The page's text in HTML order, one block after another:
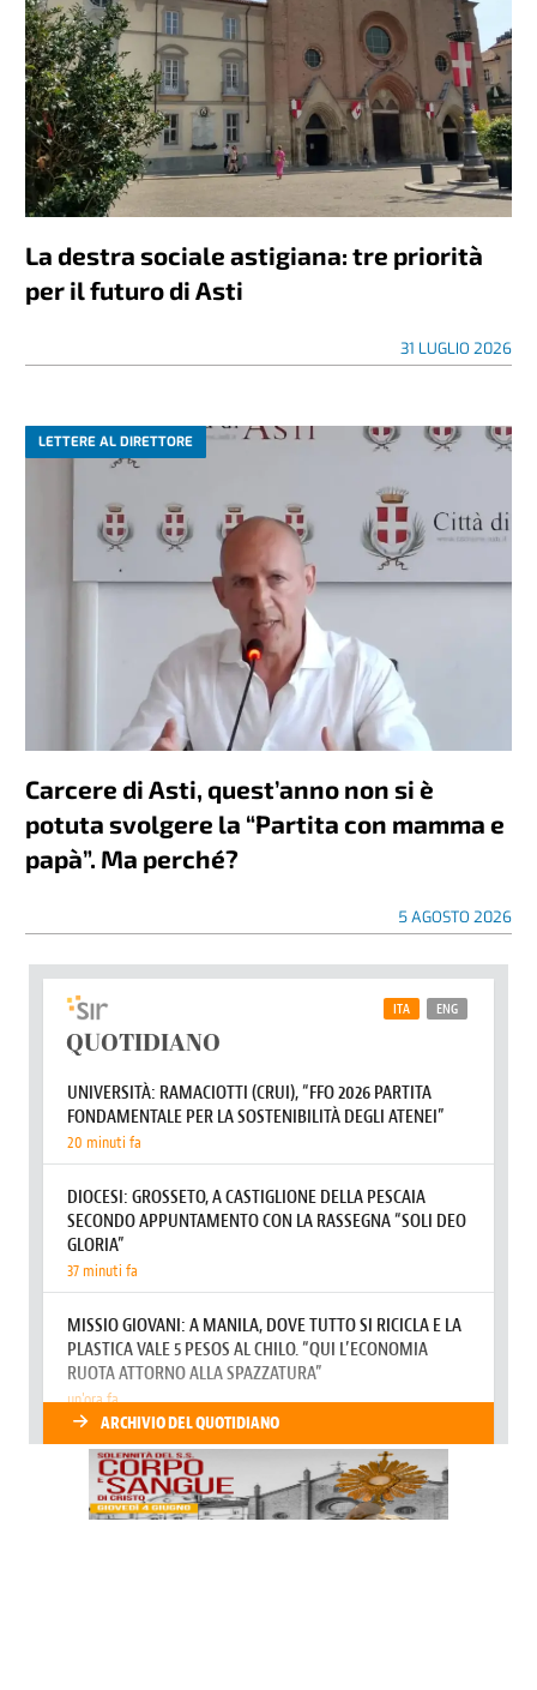
La destra sociale astigiana: tre priorità
per il futuro di Asti
31 LUGLIO 2026
LETTERE AL DIRETTORE
Carcere di Asti, quest’anno non si è
potuta svolgere la “Partita con mamma e
papà”. Ma perché?
5 AGOSTO 2026